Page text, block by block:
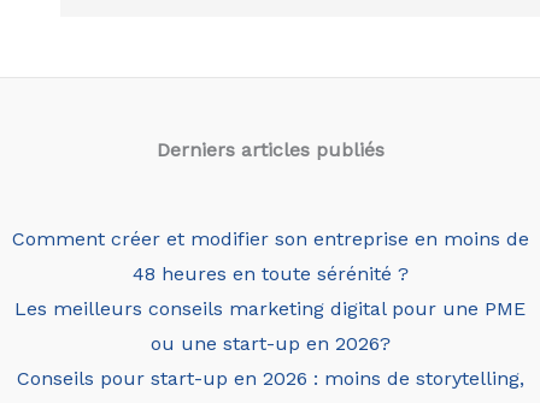
Derniers articles publiés
Comment créer et modifier son entreprise en moins de
48 heures en toute sérénité ?
Les meilleurs conseils marketing digital pour une PME
ou une start-up en 2026?
Conseils pour start-up en 2026 : moins de storytelling,